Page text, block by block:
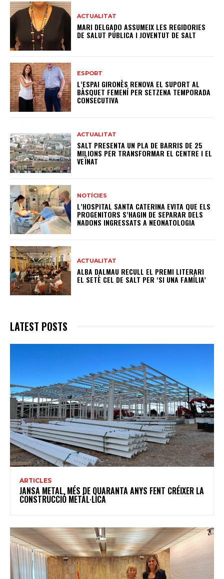
ACTUALITAT
MARI DELGADO ASSUMEIX LES REGIDORIES
DE SALUT PÚBLICA I JOVENTUT DE SALT
ESPORT
L’ESPAI GIRONÈS RENOVA EL SUPORT AL
BÀSQUET FEMENÍ PER SETZENA TEMPORADA
CONSECUTIVA
ACTUALITAT
SALT PRESENTA UN PLA DE BARRIS DE 25
MILIONS PER TRANSFORMAR EL CENTRE I EL
VEÏNAT
NOTÍCIES
L’HOSPITAL SANTA CATERINA EVITA QUE ELS
PROGENITORS S’HAGIN DE SEPARAR DELS
NADONS INGRESSATS A NEONATOLOGIA
ACTUALITAT
ALBA DALMAU RECULL EL PREMI LITERARI
EL SETÈ CEL DE SALT PER ‘SI UNA FAMÍLIA’
LATEST POSTS
ARTICLES
JANSA METAL, MÉS DE QUARANTA ANYS FENT CRÉIXER LA
CONSTRUCCIÓ METÀL·LICA